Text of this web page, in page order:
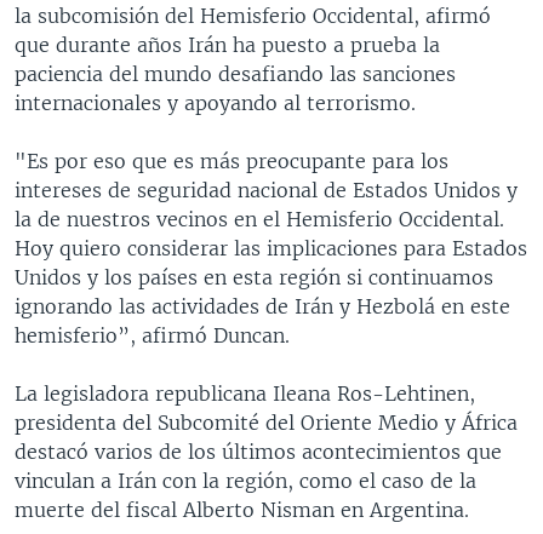
la subcomisión del Hemisferio Occidental, afirmó
que durante años Irán ha puesto a prueba la
paciencia del mundo desafiando las sanciones
internacionales y apoyando al terrorismo.
"Es por eso que es más preocupante para los
intereses de seguridad nacional de Estados Unidos y
la de nuestros vecinos en el Hemisferio Occidental.
Hoy quiero considerar las implicaciones para Estados
Unidos y los países en esta región si continuamos
ignorando las actividades de Irán y Hezbolá en este
hemisferio”, afirmó Duncan.
La legisladora republicana Ileana Ros-Lehtinen,
presidenta del Subcomité del Oriente Medio y África
destacó varios de los últimos acontecimientos que
vinculan a Irán con la región, como el caso de la
muerte del fiscal Alberto Nisman en Argentina.